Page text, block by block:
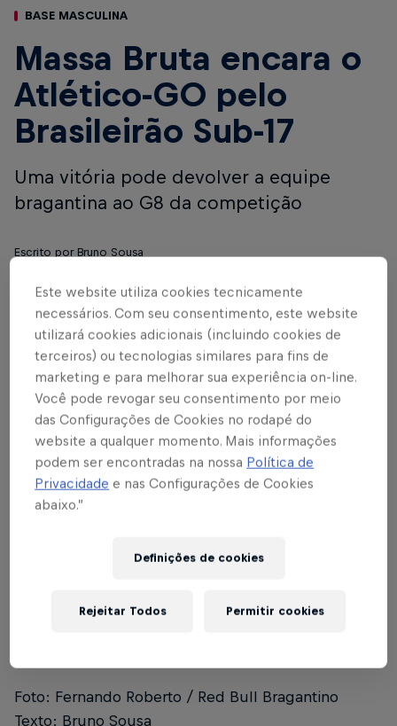
BASE MASCULINA
Massa Bruta encara o
Atlético-GO pelo
Brasileirão Sub-17
Uma vitória pode devolver a equipe
bragantina ao G8 da competição
Escrito por Bruno Sousa
Índice
HISTÓRICO DE CONFRONTOS OFICIAIS
POSIÇÕES DE MOMENTO
PRÓXIMO COMPROMISSO
Foto: Fernando Roberto / Red Bull Bragantino
Texto: Bruno Sousa
Este website utiliza cookies tecnicamente
necessários. Com seu consentimento, este website
utilizará cookies adicionais (incluindo cookies de
terceiros) ou tecnologias similares para fins de
marketing e para melhorar sua experiência on-line.
Você pode revogar seu consentimento por meio
das Configurações de Cookies no rodapé do
website a qualquer momento. Mais informações
podem ser encontradas na nossa Política de
Privacidade e nas Configurações de Cookies
abaixo.”
Definições de cookies
Rejeitar Todos Permitir cookies